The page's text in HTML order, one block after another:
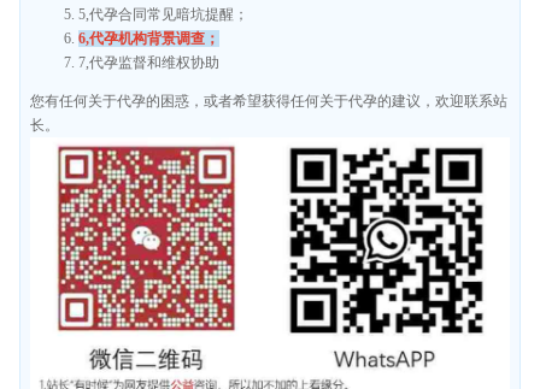
5,代孕合同常见暗坑提醒；
6,代孕机构背景调查；
7,代孕监督和维权协助
您有任何关于代孕的困惑，或者希望获得任何关于代孕的建议，欢迎联系站
长。